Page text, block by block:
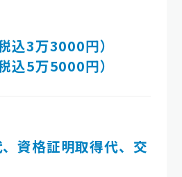
3万3000円）
5万5000円）
資格証明取得代、交